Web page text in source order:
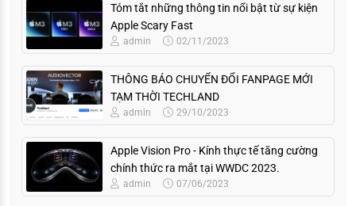
Tóm tắt những thông tin nổi bật từ sự kiện
Apple Scary Fast
admin 02/11/2023
THÔNG BÁO CHUYỂN ĐỔI FANPAGE MỚI
TẠM THỜI TECHLAND
admin 29/10/2023
Apple Vision Pro - Kính thực tế tăng cường
chính thức ra mắt tại WWDC 2023.
admin 07/06/2023